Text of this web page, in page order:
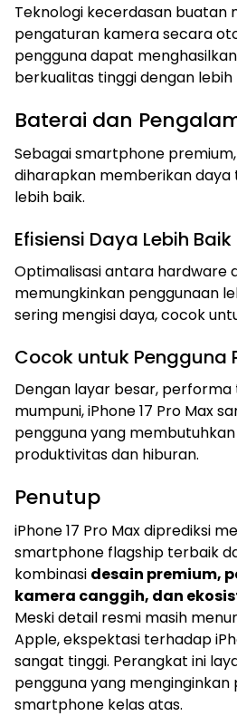
Teknologi kecerdasan buatan
pengaturan kamera secara
pengguna dapat
berkualitas tinggi dengan lebih
Baterai dan
Sebagai smartphone premium,
diharapkan memberikan
lebih baik.
Efisiensi Daya Lebih Baik
Optimalisasi antara hardware
memungkinkan penggunaan
sering mengisi daya, cocok
Cocok untuk Pengguna
Dengan layar besar, performa
mumpuni, iPhone 17 Pro Max
pengguna yang
produktivitas dan hiburan.
Penutup
iPhone 17 Pro Max diprediksi
smartphone flagship terbaik
kombinasi desain premium,
kamera canggih, dan
Meski detail resmi masih
Apple, ekspektasi terhadap
sangat tinggi. Perangkat ini
pengguna yang
smartphone kelas atas.